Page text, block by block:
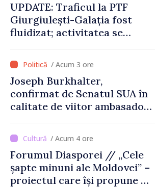
Moldova sunt EU // Tamara
Șchiopu, antreprenoarea
care construiește punți
Republica Moldova
/ Acum 3 ore
Joseph Burkhalter,
confirmat de Senatul SUA în
calitate de viitor ambasador
/ Acum 4 ore
Forumul Diasporei // „Cele
șapte minuni ale Moldovei” –
proiectul care își propune să